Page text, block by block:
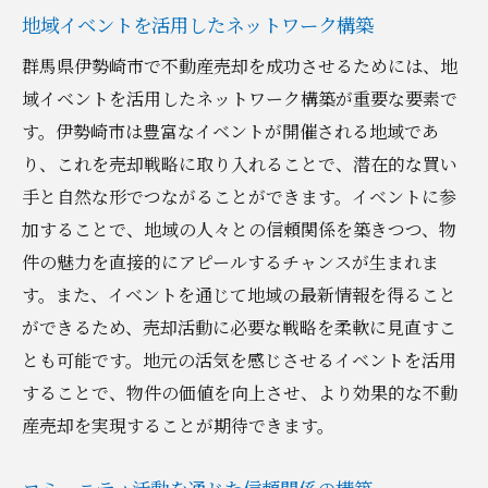
地域イベントを活用したネットワーク構築
群馬県伊勢崎市で不動産売却を成功させるためには、地
域イベントを活用したネットワーク構築が重要な要素で
す。伊勢崎市は豊富なイベントが開催される地域であ
り、これを売却戦略に取り入れることで、潜在的な買い
手と自然な形でつながることができます。イベントに参
加することで、地域の人々との信頼関係を築きつつ、物
件の魅力を直接的にアピールするチャンスが生まれま
す。また、イベントを通じて地域の最新情報を得ること
ができるため、売却活動に必要な戦略を柔軟に見直すこ
とも可能です。地元の活気を感じさせるイベントを活用
することで、物件の価値を向上させ、より効果的な不動
産売却を実現することが期待できます。